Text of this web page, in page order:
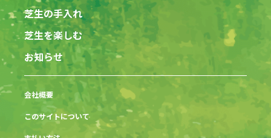
芝生の手入れ
芝生を楽しむ
お知らせ
会社概要
このサイトについて